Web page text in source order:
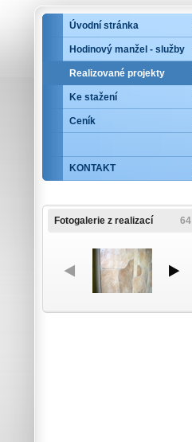
Úvodní stránka
Hodinový manžel - služby
Realizované projekty
Ke stažení
Ceník
KONTAKT
Fotogalerie z realizací 64